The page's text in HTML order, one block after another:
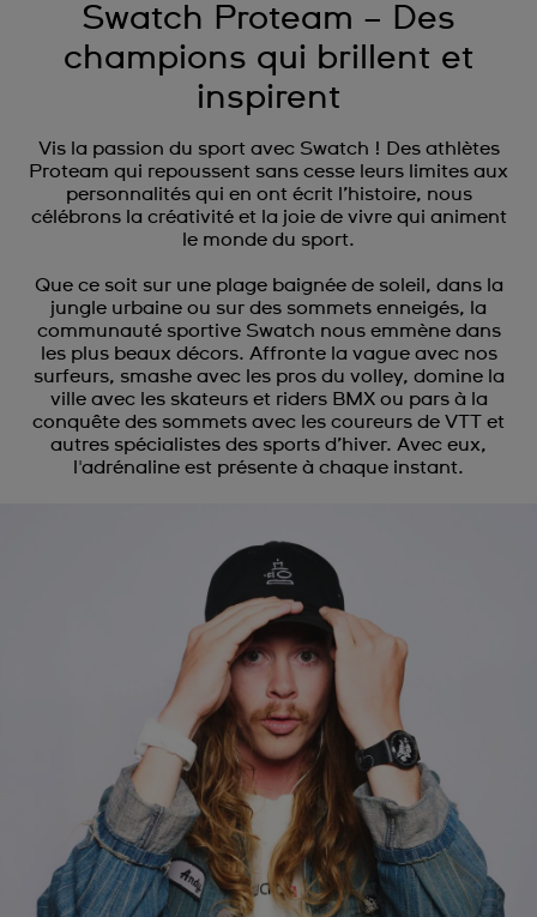
Swatch Proteam – Des
champions qui brillent et
inspirent
Vis la passion du sport avec Swatch ! Des athlètes
Proteam qui repoussent sans cesse leurs limites aux
personnalités qui en ont écrit l’histoire, nous
célébrons la créativité et la joie de vivre qui animent
le monde du sport.
Que ce soit sur une plage baignée de soleil, dans la
jungle urbaine ou sur des sommets enneigés, la
communauté sportive Swatch nous emmène dans
les plus beaux décors. Affronte la vague avec nos
surfeurs, smashe avec les pros du volley, domine la
ville avec les skateurs et riders BMX ou pars à la
conquête des sommets avec les coureurs de VTT et
autres spécialistes des sports d’hiver. Avec eux,
l'adrénaline est présente à chaque instant.